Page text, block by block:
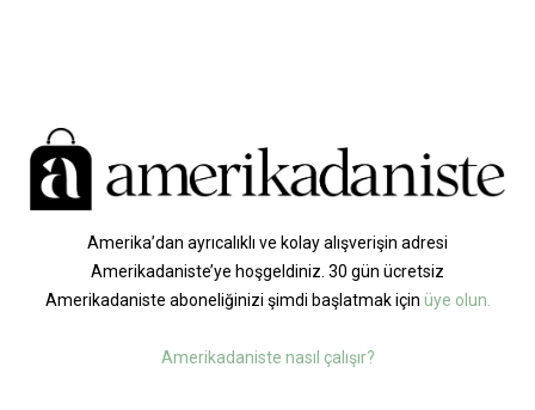
Amerika’dan ayrıcalıklı ve kolay alışverişin adresi
Amerikadaniste’ye hoşgeldiniz. 30 gün ücretsiz
Amerikadaniste aboneliğinizi şimdi başlatmak için üye olun.
Amerikadaniste nasıl çalışır?